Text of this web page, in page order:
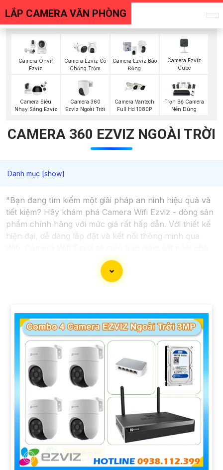
LẮP CAMERA VĂN PHÒNG
Camera Onvif
Ezviz
Camera Ezviz Có
Chống Trộm
Camera Ezviz Báo
Động
Camera Ezviz
Cube
Camera Siêu
Nhạy Sáng Ezviz
Camera 360
Ezviz Ngoài Trời
Camera Vantech
Full Hd 1080P
Trọn Bộ Camera
Nên Dùng
CAMERA 360 EZVIZ NGOÀI TRỜI
"Bạn đang tìm kiếm một giải pháp an ninh hiệu quả và
tiết kiệm? Hãy khám phá Camera Wifi Ezviz - dòng sản
phẩm chính hãng với mức giá rất hấp dẫn. Với thiết kế
hiện đại, dễ dàng lắp đặt và kết nối thông minh qua
hoặc văn phòng mọi lúc mọi nơi chỉ bằng một chiếc
Không chỉ vậy, sản phẩm cũng mang lại chất lượng
cơ hội sở hữu Camera Wifi Ezviz giá rẻ chính hãng để
bảo vệ tài sản và gia đình của bạn ngay hôm nay!"
Hy vọng đoạn văn trên sẽ giúp bạn trong việc giới thiệu
sản phẩm Camera Wifi Ezviz.